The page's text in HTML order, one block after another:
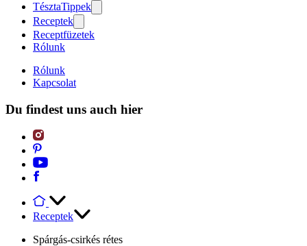
TésztaTippek
Receptek
Receptfüzetek
Rólunk
Rólunk
Kapcsolat
Du findest uns auch hier
Receptek
Spárgás-csirkés rétes